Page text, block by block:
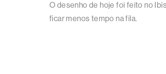
O desenho de hoje foi feito no
ficar menos tempo na fila.